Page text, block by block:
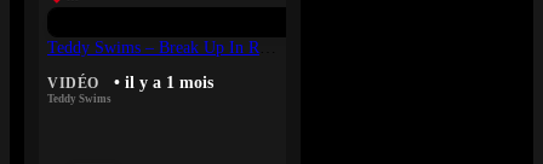
Teddy Swims – Break Up In Reverse
VIDÉO • il y a 1 mois
Teddy Swims